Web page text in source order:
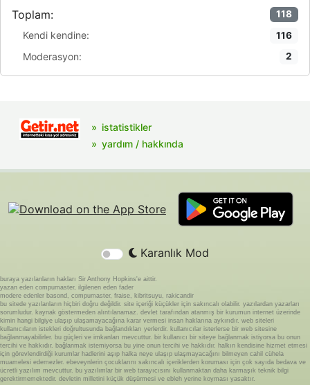
Toplam:
118
Kendi kendine: 116
Moderasyon: 2
istatistikler
yardım / hakkında
Karanlık Mod
buraya yazılanların hakları Sir Anthony Hopkins'e aittir.
yazan eden compumaster, ilgilenen eden fader
modere edenler basond, compumaster, fraise, kibritsuyu, rakicandir
bu sitede yazılanların hiçbiri doğru değildir. site içeriği küçükler için sakıncalı olabilir. yazılardan yazarları
sorumludur. kaynak göstermeden alıntılanamaz. devlet tarafından atanmış bir kurumun internet üzerinde
kimin hangi bilgiye ulaşıp ulaşamayacağına karar vermesi insan haklarına aykırıdır. web siteleri
kullanıcıların istekleri doğrultusunda bağlandıkları yerlerdir. kullanıcılar isterlerse bir web sitesine
bağlanmayabilirler. bu güçleri ve imkanları mevcuttur. bir kullanıcı bir siteye bağlanmak istiyorsa bu onun
tercihi ve hakkıdır. bağlanmak istemiyorsa bu yine onun tercihi ve hakkıdır. halkın kendisine hizmet etmesi
için görevlendirdiği kurumlar hadlerini aşıp halka neye ulaşıp ulaşmayacağını bilmeyen cahil cühela
muamelesi edemezler. ebeveynlerin çocuklarını sakıncalı içeriklerden koruması için çok sayıda bedava ve
ücretli yazılım mevcuttur. bu yazılımlar bir web tarayıcısını kullanmaktan daha karmaşık teknik bilgi
gerektirmemektedir. devletin milletini küçük düşürmesi ve ebleh yerine koyması yasaktır.